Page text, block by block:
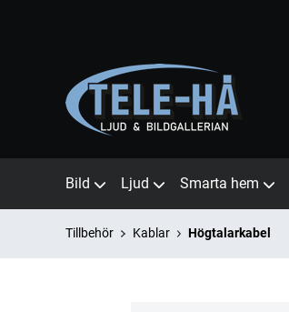
Bild Ljud Smarta hem
Tillbehör Kablar Högtalarkabel